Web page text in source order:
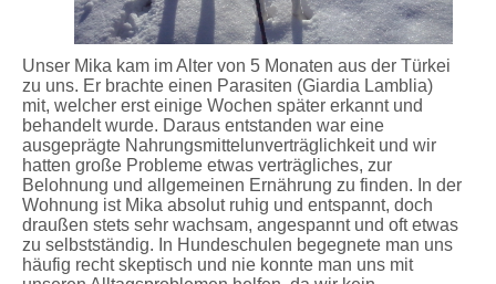
Unser Mika kam im Alter von 5 Monaten aus der Türkei
zu uns. Er brachte einen Parasiten (Giardia Lamblia)
mit, welcher erst einige Wochen später erkannt und
behandelt wurde. Daraus entstanden war eine
ausgeprägte Nahrungsmittelunverträglichkeit und wir
hatten große Probleme etwas verträgliches, zur
Belohnung und allgemeinen Ernährung zu finden. In der
Wohnung ist Mika absolut ruhig und entspannt, doch
draußen stets sehr wachsam, angespannt und oft etwas
zu selbstständig. In Hundeschulen begegnete man uns
häufig recht skeptisch und nie konnte man uns mit